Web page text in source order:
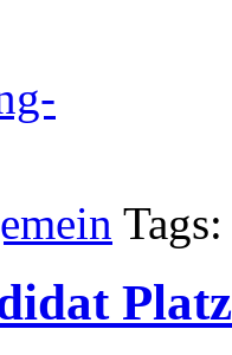
Tags: